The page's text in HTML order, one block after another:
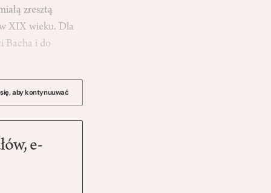
zresztą
XIX wieku. Dla
Bacha i do
aby kontynuuwać
e-